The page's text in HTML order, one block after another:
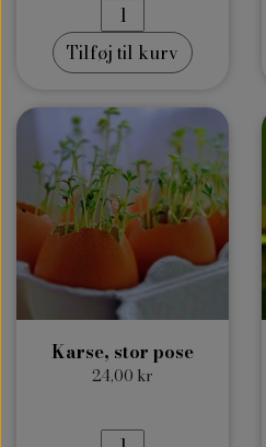
Tilføj til kurv
Karse, stor pose
24,00 kr